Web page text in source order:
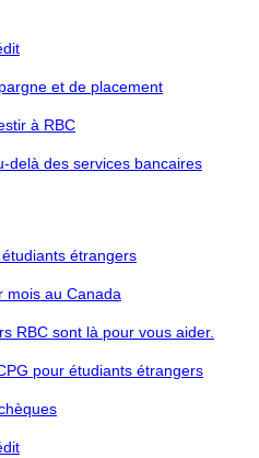
et de placement
à RBC
delà des services bancaires
étrangers
mois au Canada
RBC sont là pour vous aider.
pour étudiants étrangers